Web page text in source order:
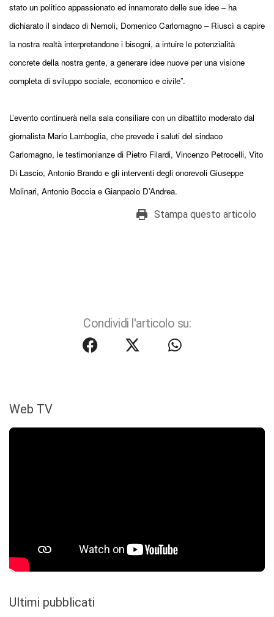
stato un politico appassionato ed innamorato delle sue idee – ha
dichiarato il sindaco di Nemoli, Domenico Carlomagno – Riuscì a capire
la nostra realtà interpretandone i bisogni, a intuire le potenzialità
concrete della nostra gente, a generare idee nuove per una visione
completa di sviluppo sociale, economico e civile”.
L’evento continuerà nella sala consiliare con un dibattito moderato dal
giornalista Mario Lamboglia, che prevede i saluti del sindaco
Carlomagno, le testimonianze di Pietro Filardi, Vincenzo Petrocelli, Vito
Di Lascio, Antonio Brando e gli interventi degli onorevoli Giuseppe
Molinari, Antonio Boccia e Gianpaolo D’Andrea.
Stampa questo articolo
Condividi l'articolo su:
Web TV
Ultimi pubblicati